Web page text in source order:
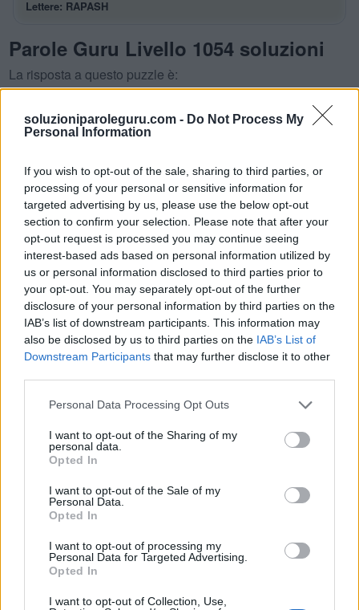
soluzioniparoleguru.com - Do Not Process My
Personal Information
If you wish to opt-out of the sale, sharing to third parties, or
processing of your personal or sensitive information for
targeted advertising by us, please use the below opt-out
section to confirm your selection. Please note that after your
opt-out request is processed you may continue seeing
interest-based ads based on personal information utilized by
us or personal information disclosed to third parties prior to
your opt-out. You may separately opt-out of the further
disclosure of your personal information by third parties on the
IAB’s list of downstream participants. This information may
also be disclosed by us to third parties on the IAB’s List of
Downstream Participants that may further disclose it to other
Personal Data Processing Opt Outs
I want to opt-out of the Sharing of my
personal data.
Opted In
I want to opt-out of the Sale of my
Personal Data.
Opted In
I want to opt-out of processing my
Personal Data for Targeted Advertising.
Opted In
I want to opt-out of Collection, Use,
del
puzzle:
Lettere: RAPASH
Parole Guru Livello 1054 soluzioni
La risposta a questo puzzle è:
R
R
A P
A
S
A R A
H
S
P A R
A
Parole bonus:
R
A S P
A
A
R P
A
P
A R
A
A
R A
CERCA ALTRE RISPOSTE
Qui puoi cercare la tua risposta per numero di livello, ma ti
consigliamo di utilizzare la ricerca per lettera.
Seleziona i livelli:
Soluzioni Parole Guru Livello 1050
Soluzioni Parole Guru Livello 1051
Soluzioni Parole Guru Livello 1052